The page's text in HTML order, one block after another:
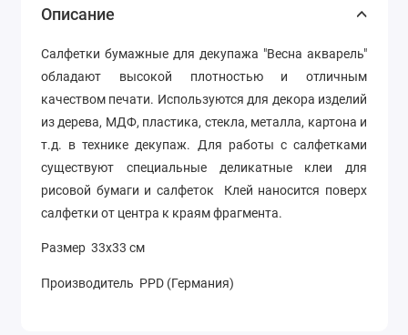
Описание
Салфетки бумажные для декупажа "Весна акварель"
обладают высокой плотностью и отличным
качеством печати. Используются для декора изделий
из дерева, МДФ, пластика, стекла, металла, картона и
т.д. в технике декупаж. Для работы с салфетками
существуют специальные деликатные клеи для
рисовой бумаги и салфеток Клей наносится поверх
салфетки от центра к краям фрагмента.
Размер 33х33 см
Производитель PPD (Германия)